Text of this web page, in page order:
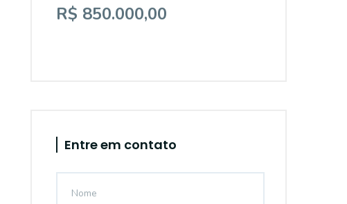
R$ 850.000,00
Entre em contato